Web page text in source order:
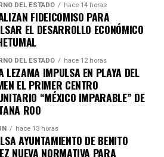
noticias al instante
oficial de WhatsApp de
y recibe las noticias más
de Quintana Roo directamente
al canal de WhatsApp
DEL ESTADO hace 14 horas
FIDEICOMISO PARA
EL DESARROLLO ECONÓMICO
DEL ESTADO hace 12 horas
LEZAMA IMPULSA EN PLAYA DEL
EL PRIMER CENTRO
“MÉXICO IMPARABLE” DE
ROO
hace 13 horas
AYUNTAMIENTO DE BENITO
NUEVA NORMATIVA PARA